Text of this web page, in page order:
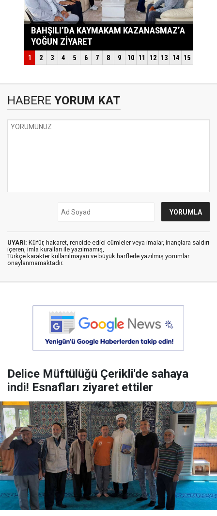
HABERE YORUM KAT
UYARI: Küfür, hakaret, rencide edici cümleler veya imalar, inançlara saldırı
içeren, imla kuralları ile yazılmamış,
Türkçe karakter kullanılmayan ve büyük harflerle yazılmış yorumlar
onaylanmamaktadır.
Delice Müftülüğü Çerikli'de sahaya
indi! Esnafları ziyaret ettiler